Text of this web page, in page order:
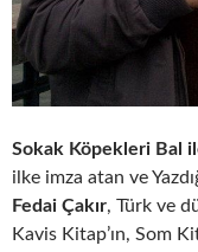
Sokak Köpekleri Bal
ilke imza atan ve
Fedai Çakır, Türk ve
Kavis Kitap’ın, Som